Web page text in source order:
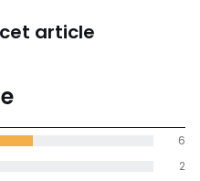
article
sur
2
6